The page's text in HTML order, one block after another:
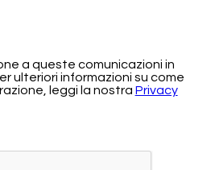
a queste comunicazioni in
ulteriori informazioni su come
leggi la nostra Privacy